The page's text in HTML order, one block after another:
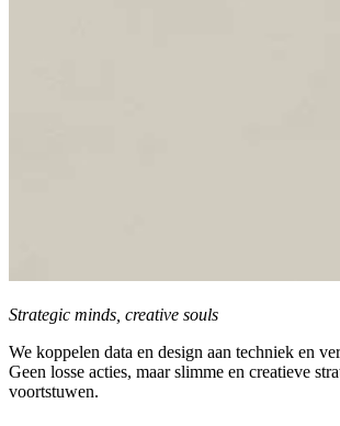
Strategic minds, creative souls
We koppelen data en design aan techniek en
Geen losse acties, maar slimme en creatieve
voortstuwen.